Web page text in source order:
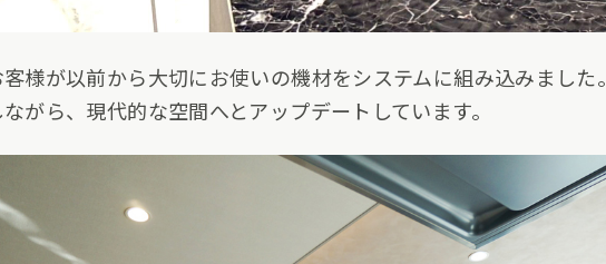
様が以前から大切にお使いの機材をシステムに組み込みました。
がら、現代的な空間へとアップデートしています。